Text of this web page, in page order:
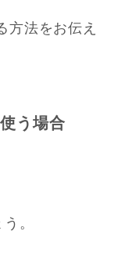
方法をお伝え
う場合
。